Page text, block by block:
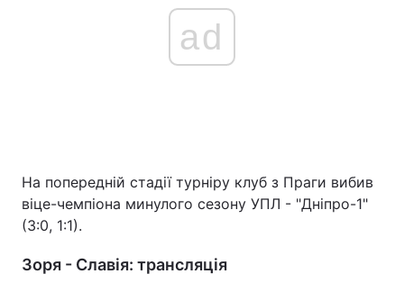
ad
На попередній стадії турніру клуб з Праги вибив
віце-чемпіона минулого сезону УПЛ - "Дніпро-1"
(3:0, 1:1).
Зоря - Славія: трансляція